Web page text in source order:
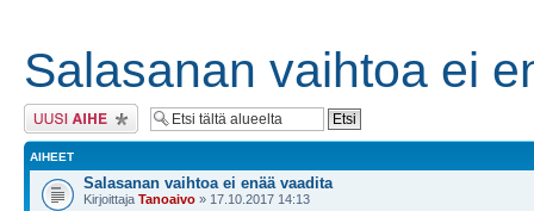
Salasanan vaihtoa ei
Lähetä uusi viesti
AIHEET
Salasanan vaihtoa ei enää vaadita
Kirjoittaja Tanoaivo » 17.10.2017 14:13